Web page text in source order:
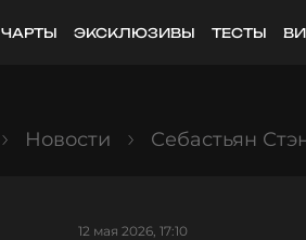
ЧАРТЫ ЭКСКЛЮЗИВЫ ТЕСТЫ
Новости Себастьян
12 мая 2026, 17:10